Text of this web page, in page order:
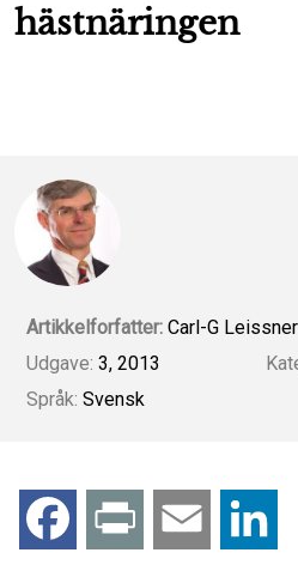
hästnäringen
Artikkelforfatter: Carl-G Leissner
Udgave: 3, 2013
Språk: Svensk